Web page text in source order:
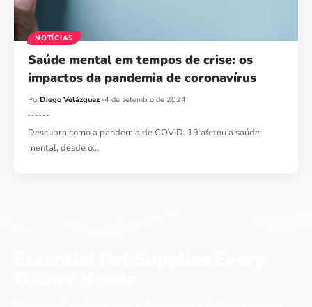
NOTÍCIAS
Saúde mental em tempos de crise: os
impactos da pandemia de coronavírus
PorDiego Velázquez 4 de setembro de 2024
Descubra como a pandemia de COVID-19 afetou a saúde
mental, desde o…